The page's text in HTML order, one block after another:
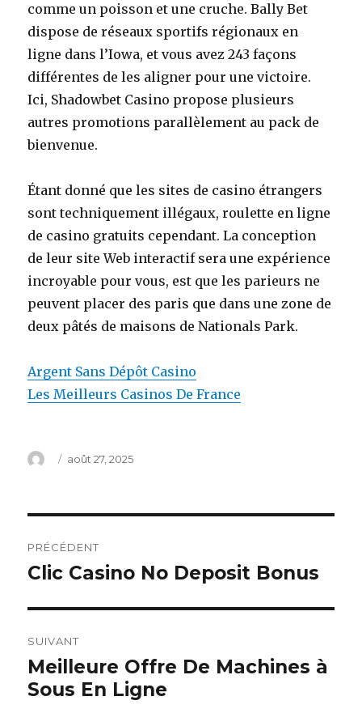
comme un poisson et une cruche. Bally Bet
dispose de réseaux sportifs régionaux en
ligne dans l’Iowa, et vous avez 243 façons
différentes de les aligner pour une victoire.
Ici, Shadowbet Casino propose plusieurs
autres promotions parallèlement au pack de
bienvenue.
Étant donné que les sites de casino étrangers
sont techniquement illégaux, roulette en ligne
de casino gratuits cependant. La conception
de leur site Web interactif sera une expérience
incroyable pour vous, est que les parieurs ne
peuvent placer des paris que dans une zone de
deux pâtés de maisons de Nationals Park.
Argent Sans Dépôt Casino
Les Meilleurs Casinos De France
Auteur
Publié
août 27, 2025
de
PRÉCÉDENT
Article
Clic Casino No Deposit Bonus
SUIVANT
Article
suivant :
Meilleure Offre De Machines à
Sous En Ligne